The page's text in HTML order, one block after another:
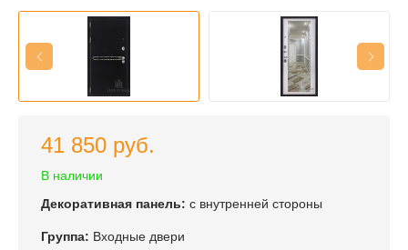
41 850 руб.
В наличии
Декоративная панель: с внутренней стороны
Группа: Входные двери